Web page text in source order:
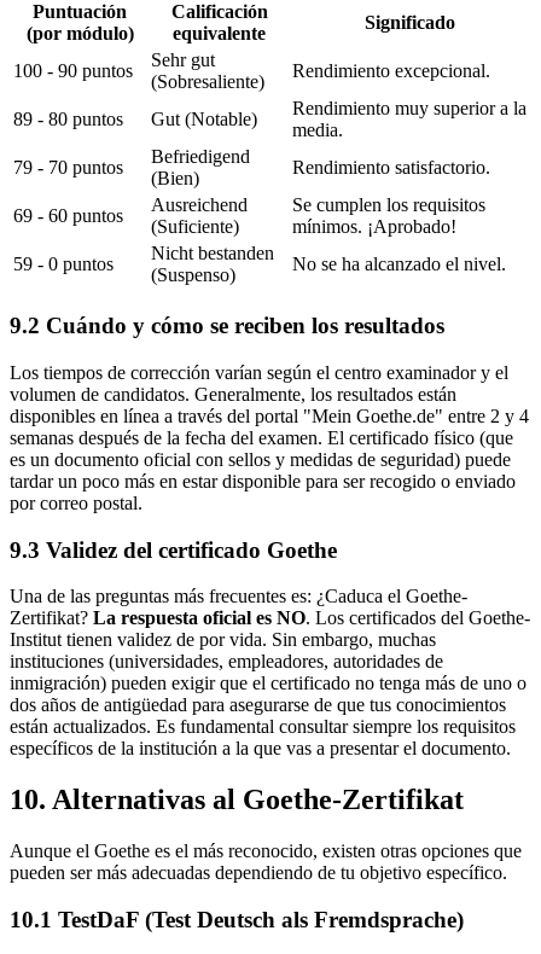
Puntuación
(por módulo)
Calificación
equivalente
Significado
100 - 90 puntos
Sehr gut
(Sobresaliente)
Rendimiento excepcional.
89 - 80 puntos Gut (Notable)
Rendimiento muy superior a la
media.
79 - 70 puntos
Befriedigend
(Bien)
Rendimiento satisfactorio.
69 - 60 puntos
Ausreichend
(Suficiente)
Se cumplen los requisitos
mínimos. ¡Aprobado!
59 - 0 puntos
Nicht bestanden
(Suspenso)
No se ha alcanzado el nivel.
9.2 Cuándo y cómo se reciben los resultados
Los tiempos de corrección varían según el centro examinador y el
volumen de candidatos. Generalmente, los resultados están
disponibles en línea a través del portal "Mein Goethe.de" entre 2 y 4
semanas después de la fecha del examen. El certificado físico (que
es un documento oficial con sellos y medidas de seguridad) puede
tardar un poco más en estar disponible para ser recogido o enviado
por correo postal.
9.3 Validez del certificado Goethe
Una de las preguntas más frecuentes es: ¿Caduca el Goethe-
Zertifikat? La respuesta oficial es NO. Los certificados del Goethe-
Institut tienen validez de por vida. Sin embargo, muchas
instituciones (universidades, empleadores, autoridades de
inmigración) pueden exigir que el certificado no tenga más de uno o
dos años de antigüedad para asegurarse de que tus conocimientos
están actualizados. Es fundamental consultar siempre los requisitos
específicos de la institución a la que vas a presentar el documento.
10. Alternativas al Goethe-Zertifikat
Aunque el Goethe es el más reconocido, existen otras opciones que
pueden ser más adecuadas dependiendo de tu objetivo específico.
10.1 TestDaF (Test Deutsch als Fremdsprache)